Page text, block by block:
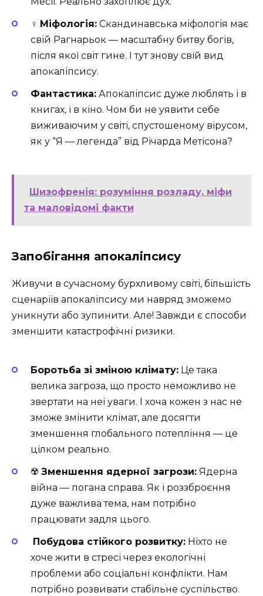
‍♀️ Міфологія: Скандинавська міфологія має
свій Рагнарьок — масштабну битву богів,
після якої світ гине. І тут знову свій вид
апокаліпсису.
Фантастика: Апокаліпсис дуже люблять і в
книгах, і в кіно. Чом би не уявити себе
виживаючим у світі, спустошеному вірусом,
як у “Я — легенда” від Річарда Метісона?
Шизофренія: розуміння розладу, міфи
та маловідомі факти
Запобігання апокаліпсису
Живучи в сучасному бурхливому світі, більшість
сценаріїв апокаліпсису ми навряд зможемо
уникнути або зупинити. Але! Завжди є способи
зменшити катастрофічні ризики.
Боротьба зі зміною клімату: Це така
велика загроза, що просто неможливо не
звертати на неї уваги. І хоча кожен з нас не
зможе змінити клімат, але досягти
зменшення глобального потепління — це
цілком реально.
☢️ Зменшення ядерної загрози: Ядерна
війна — погана справа. Як і роззброєння
дуже важлива тема, нам потрібно
працювати задля цього.
Побудова стійкого розвитку: Ніхто не
хоче жити в стресі через екологічні
проблеми або соціальні конфлікти. Нам
потрібно розвивати стабільне суспільство.